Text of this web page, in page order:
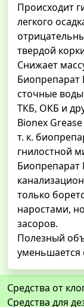
Происходит
легкого
твердой
Снижает
Биопрепарат
сточные
ТКБ, ОКБ и
Bionex
т. к.
гнилостной
Биопрепарат
только
наростами,
засоров.
Полезный
уменьшается
Средства от
Средства для